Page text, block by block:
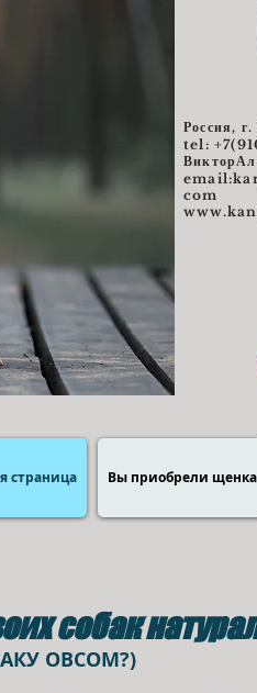
Россия,
tel:
email:
com
страница Вы приобрели щенка
собак